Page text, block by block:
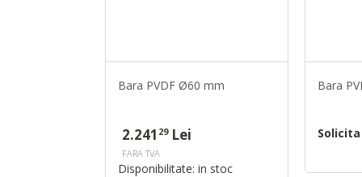
Bara PVDF Ø60 mm
2.241 29Lei
FARA TVA
Disponibilitate: in stoc
Bara